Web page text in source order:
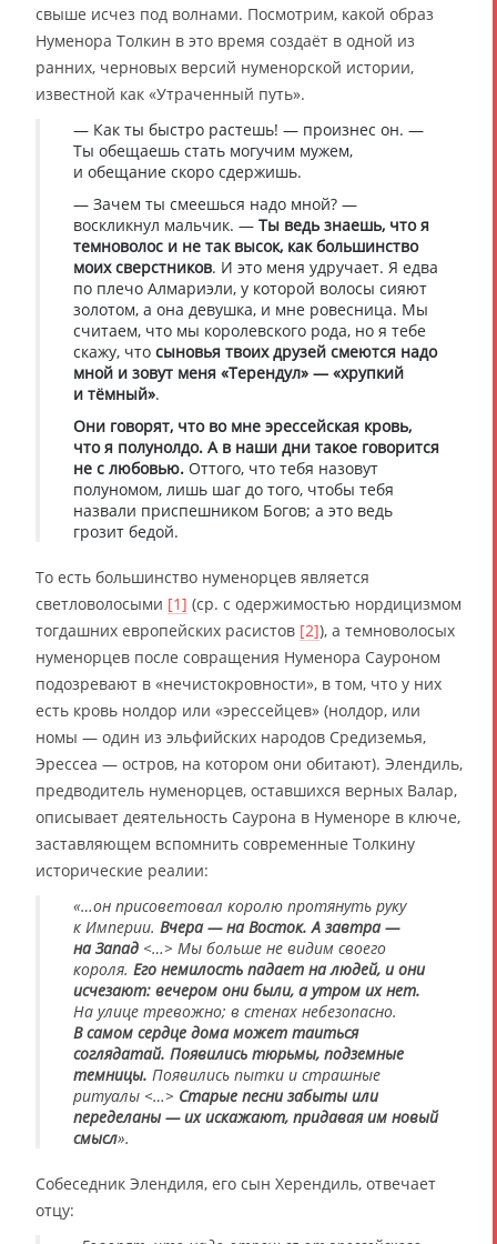
свыше исчез под волнами. Посмотрим, какой образ
Нуменора Толкин в это время создаёт в одной из
ранних, черновых версий нуменорской истории,
известной как «Утраченный путь».
— Как ты быстро растешь! — произнес он. —
Ты обещаешь стать могучим мужем,
и обещание скоро сдержишь.
— Зачем ты смеешься надо мной? —
воскликнул мальчик. — Ты ведь знаешь, что я
темноволос и не так высок, как большинство
моих сверстников. И это меня удручает. Я едва
по плечо Алмариэли, у которой волосы сияют
золотом, а она девушка, и мне ровесница. Мы
считаем, что мы королевского рода, но я тебе
скажу, что сыновья твоих друзей смеются надо
мной и зовут меня «Терендул» — «хрупкий
и тёмный».
Они говорят, что во мне эрессейская кровь,
что я полунолдо. А в наши дни такое говорится
не с любовью. Оттого, что тебя назовут
полуномом, лишь шаг до того, чтобы тебя
назвали приспешником Богов; а это ведь
грозит бедой.
То есть большинство нуменорцев является
светловолосыми [1] (ср. с одержимостью нордицизмом
тогдашних европейских расистов [2]), а темноволосых
нуменорцев после совращения Нуменора Сауроном
подозревают в «нечистокровности», в том, что у них
есть кровь нолдор или «эрессейцев» (нолдор, или
номы — один из эльфийских народов Средиземья,
Эрессеа — остров, на котором они обитают). Элендиль,
предводитель нуменорцев, оставшихся верных Валар,
описывает деятельность Саурона в Нуменоре в ключе,
заставляющем вспомнить современные Толкину
исторические реалии:
«…он присоветовал королю протянуть руку
к Империи. Вчера — на Восток. А завтра —
на Запад <…> Мы больше не видим своего
короля. Его немилость падает на людей, и они
исчезают: вечером они были, а утром их нет.
На улице тревожно; в стенах небезопасно.
В самом сердце дома может таиться
соглядатай. Появились тюрьмы, подземные
темницы. Появились пытки и страшные
ритуалы <…> Старые песни забыты или
переделаны — их искажают, придавая им новый
смысл».
Собеседник Элендиля, его сын Херендиль, отвечает
отцу: